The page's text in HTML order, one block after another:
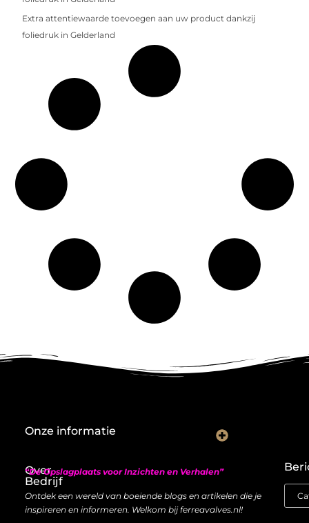
Extra attentiewaarde toevoegen aan uw product dankzij
foliedruk in Gelderland
Over
Bedrijf
“De Opslagplaats voor Inzichten en Verhalen”
Ontdek een wereld van boeiende blogs en artikelen die je
inspireren en informeren. Welkom bij ferreavalves.nl!
Onze informatie